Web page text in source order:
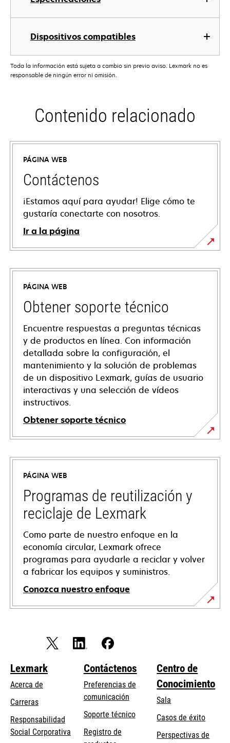
Dispositivos compatibles
Toda la información está sujeta a cambio sin previo aviso. Lexmark no es
responsable de ningún error ni omisión.
Contenido relacionado
PÁGINA WEB
Contáctenos
¡Estamos aquí para ayudar! Elige cómo te
gustaría conectarte con nosotros.
Ir a la página
PÁGINA WEB
Obtener soporte técnico
Encuentre respuestas a preguntas técnicas
y de productos en línea. Con información
detallada sobre la configuración, el
mantenimiento y la solución de problemas
de un dispositivo Lexmark, guías de usuario
interactivas y una selección de vídeos
instructivos.
Obtener soporte técnico
se
abre
una
pestaña
nueva
PÁGINA WEB
Programas de reutilización y
reciclaje de Lexmark
Como parte de nuestro enfoque en la
economía circular, Lexmark ofrece
programas para ayudarle a reciclar y volver
a fabricar los equipos y suministros.
Conozca nuestro enfoque
Lexmark
Acerca de
Carreras
Responsabilidad
Social Corporativa
Contáctenos
Preferencias de
comunicación
Soporte técnicose
Registro de
Centro de
Conocimiento
Sala
Casos de éxito
Perspectivas de